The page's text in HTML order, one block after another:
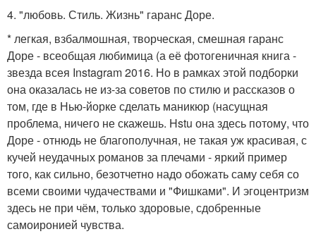
4. "любовь. Стиль. Жизнь" гаранс Доре.
* легкая, взбалмошная, творческая, смешная гаранс
Доре - всеобщая любимица (а её фотогеничная книга -
звезда всея Instagram 2016. Но в рамках этой подборки
она оказалась не из-за советов по стилю и рассказов о
том, где в Нью-йорке сделать маникюр (насущная
проблема, ничего не скажешь. Hstu она здесь потому, что
Доре - отнюдь не благополучная, не такая уж красивая, с
кучей неудачных романов за плечами - яркий пример
того, как сильно, безотчетно надо обожать саму себя со
всеми своими чудачествами и "Фишками". И эгоцентризм
здесь не при чём, только здоровые, сдобренные
самоиронией чувства.